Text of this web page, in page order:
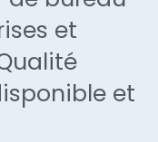
et
et